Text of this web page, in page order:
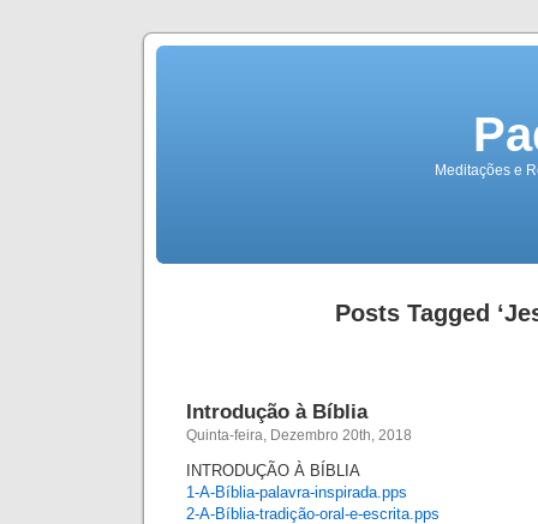
Meditações e
Posts Tagged
Introdução à Bíblia
Quinta-feira, Dezembro 20th, 2018
INTRODUÇÃO À BÍBLIA
1-A-Bíblia-palavra-inspirada.pps
2-A-Bíblia-tradição-oral-e-escrita.pps